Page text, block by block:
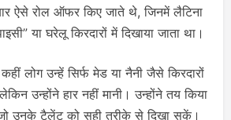
ऐसे रोल ऑफर किए जाते थे, जिनमें लैटिना
या घरेलू किरदारों में दिखाया जाता था।
लोग उन्हें सिर्फ मेड या नैनी जैसे किरदारों
उन्होंने हार नहीं मानी। उन्होंने तय किया
उनके टैलेंट को सही तरीके से दिखा सकें।